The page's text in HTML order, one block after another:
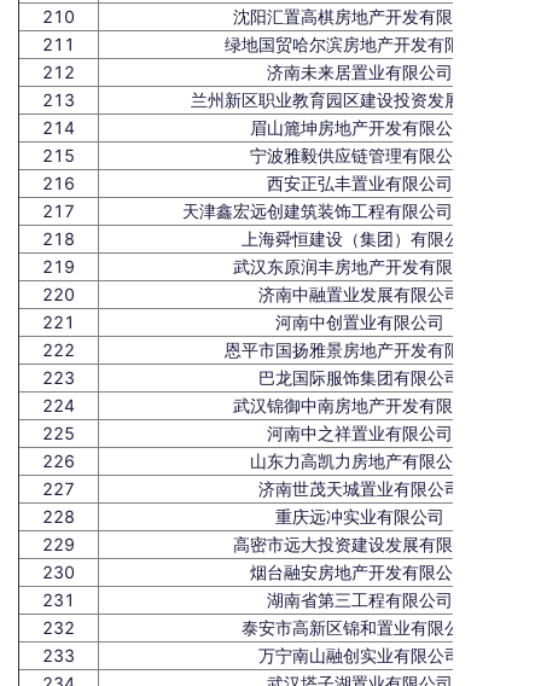
210
沈阳汇置高棋房地产开发有限公司
211
绿地国贸哈尔滨房地产开发有限公司
212
济南未来居置业有限公司
213
兰州新区职业教育园区建设投资发展有限公司
214
眉山簏坤房地产开发有限公司
215
宁波雅毅供应链管理有限公司
216
西安正弘丰置业有限公司
217
天津鑫宏远创建筑装饰工程有限公司上海分公司
218
上海舜恒建设（集团）有限公司
219
武汉东原润丰房地产开发有限公司
220
济南中融置业发展有限公司
221
河南中创置业有限公司
222
恩平市国扬雅景房地产开发有限公司
223
巴龙国际服饰集团有限公司
224
武汉锦御中南房地产开发有限公司
225
河南中之祥置业有限公司
226
山东力高凯力房地产有限公司
227
济南世茂天城置业有限公司
228
重庆远冲实业有限公司
229
高密市远大投资建设发展有限公司
230
烟台融安房地产开发有限公司
231
湖南省第三工程有限公司
232
泰安市高新区锦和置业有限公司
233
万宁南山融创实业有限公司